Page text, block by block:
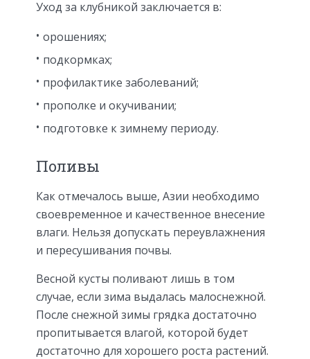
Уход за клубникой заключается в:
орошениях;
подкормках;
профилактике заболеваний;
прополке и окучивании;
подготовке к зимнему периоду.
Поливы
Как отмечалось выше, Азии необходимо
своевременное и качественное внесение
влаги. Нельзя допускать переувлажнения
и пересушивания почвы.
Весной кусты поливают лишь в том
случае, если зима выдалась малоснежной.
После снежной зимы грядка достаточно
пропитывается влагой, которой будет
достаточно для хорошего роста растений.